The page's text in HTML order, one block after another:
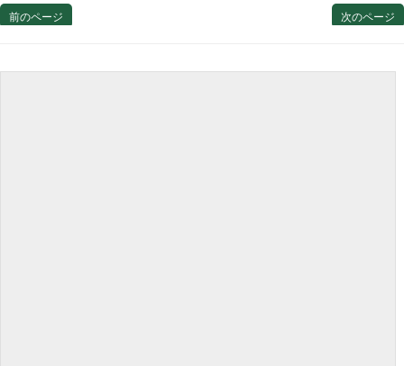
前のページ 次のページ